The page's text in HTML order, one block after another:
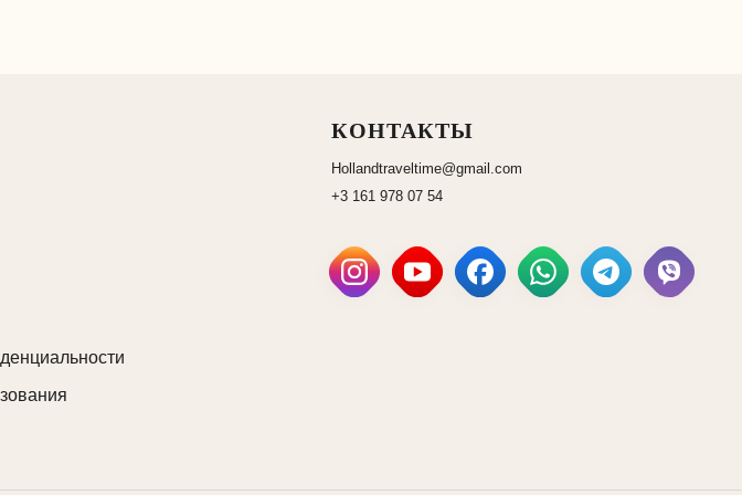
КОНТАКТЫ
Hollandtraveltime@gmail.com
+3 161 978 07 54